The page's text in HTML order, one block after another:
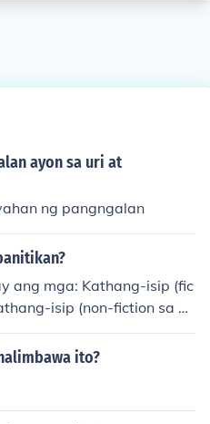
ayon sa uri at
ng pangngalan
ang mga: Kathang-isip (fic
isip (non-fiction sa wi
ito?